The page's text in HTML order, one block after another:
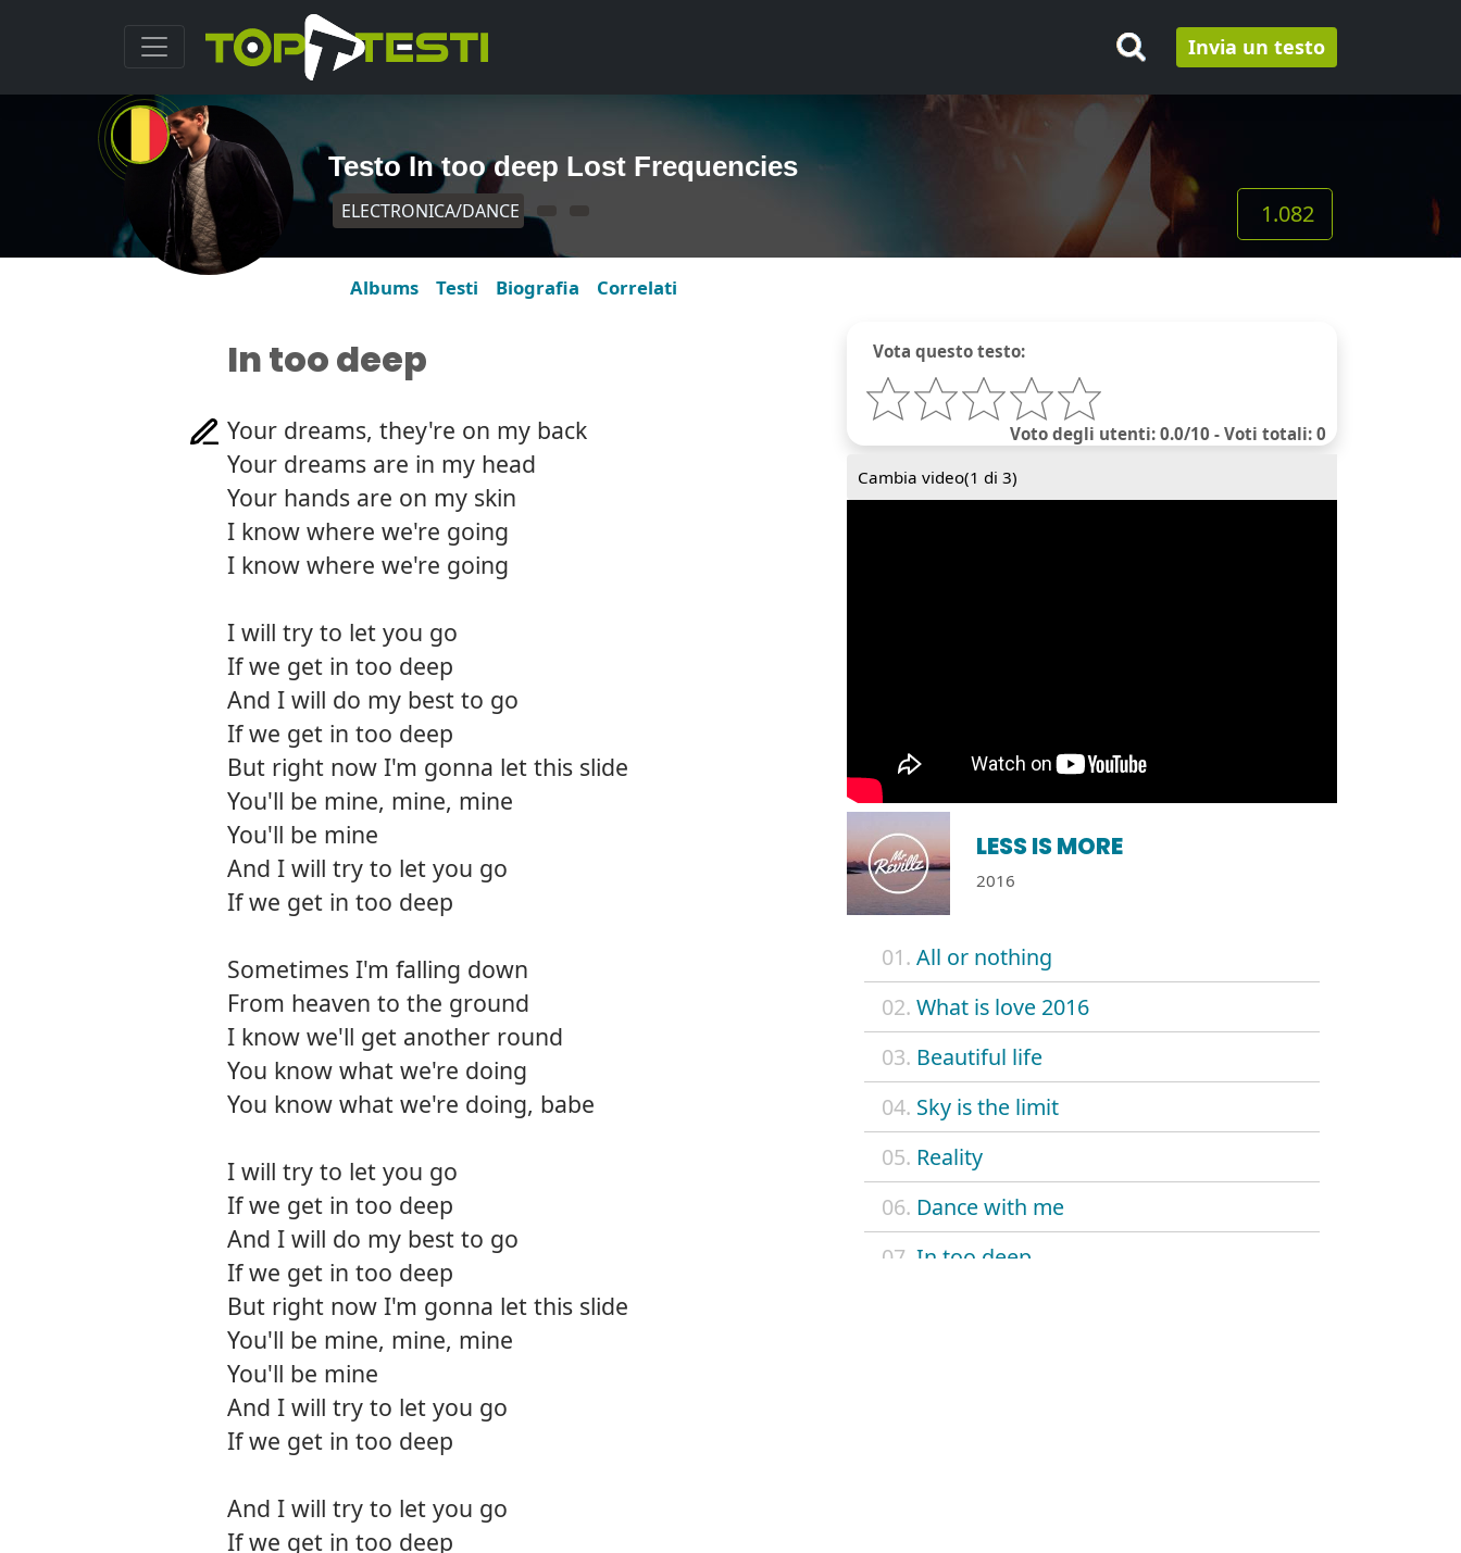
Invia un testo
Testo In too deep Lost Frequencies
ELECTRONICA/DANCE 1.082
Albums Testi Biografia Correlati
Vota questo testo:
Voto degli utenti: 0.0/10 - Voti totali: 0
Cambia video(1 di 3)
LESS IS MORE
2016
01. All or nothing
02. What is love 2016
03. Beautiful life
04. Sky is the limit
05. Reality
06. Dance with me
07. In too deep
In too deep
Your dreams, they're on my back
Your dreams are in my head
Your hands are on my skin
I know where we're going
I know where we're going
I will try to let you go
If we get in too deep
And I will do my best to go
If we get in too deep
But right now I'm gonna let this slide
You'll be mine, mine, mine
You'll be mine
And I will try to let you go
If we get in too deep
Sometimes I'm falling down
From heaven to the ground
I know we'll get another round
You know what we're doing
You know what we're doing, babe
I will try to let you go
If we get in too deep
And I will do my best to go
If we get in too deep
But right now I'm gonna let this slide
You'll be mine, mine, mine
You'll be mine
And I will try to let you go
If we get in too deep
And I will try to let you go
If we get in too deep